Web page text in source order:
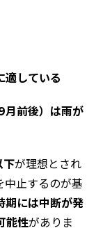
適している
月前後）は雨が
下が理想とされ
中止するのが基
期には中断が発
能性がありま